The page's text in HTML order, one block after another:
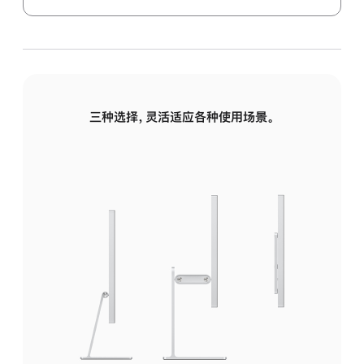
三种选择，灵活适应各种使用场景。